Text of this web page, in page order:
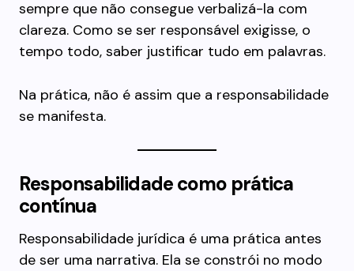
sempre que não consegue verbalizá-la com
clareza. Como se ser responsável exigisse, o
tempo todo, saber justificar tudo em palavras.
Na prática, não é assim que a responsabilidade
se manifesta.
Responsabilidade como prática
contínua
Responsabilidade jurídica é uma prática antes
de ser uma narrativa. Ela se constrói no modo